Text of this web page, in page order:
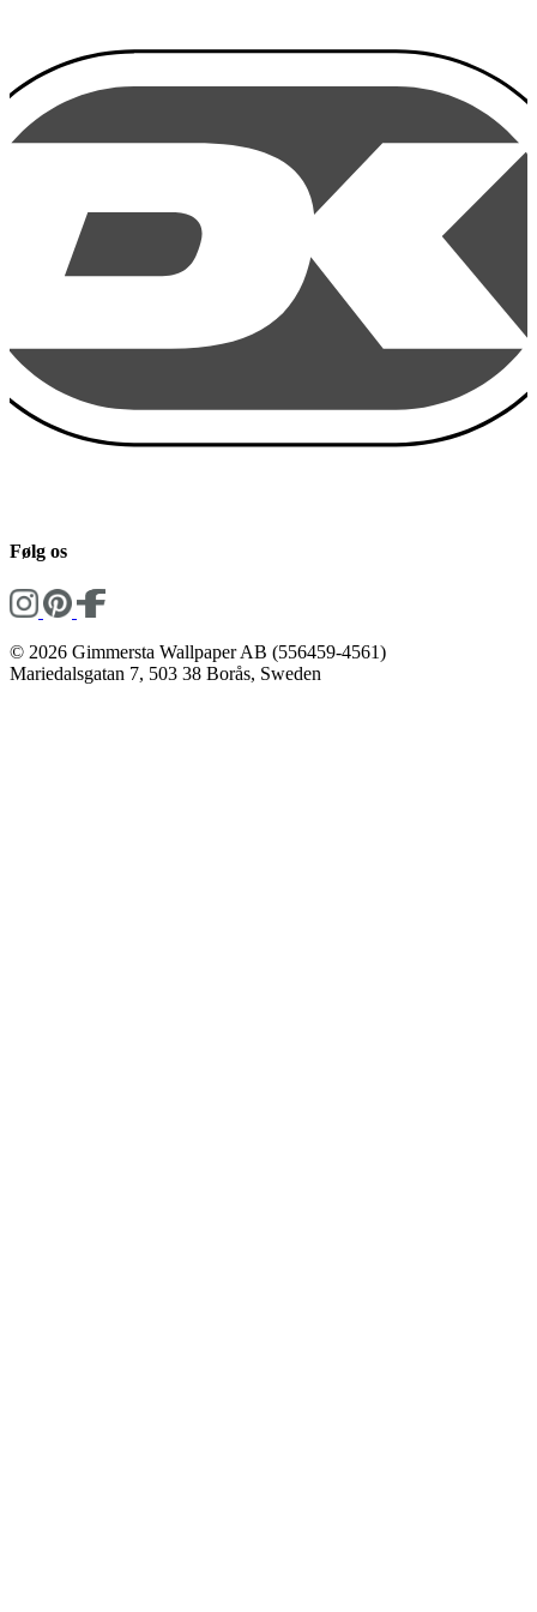
Følg os
© 2026 Gimmersta Wallpaper AB (556459-4561)
Mariedalsgatan 7, 503 38 Borås, Sweden